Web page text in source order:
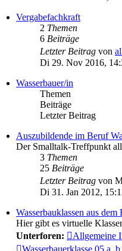
Vergabefachkraft
2 Themen
6 Beiträge
Letzter Beitrag von
Di 29. Nov 2016,
Wasserbauer/in
Themen
Beiträge
Letzter Beitrag
Auszubildende im Beruf
Der Smalltalk-Treffpunkt
3 Themen
25 Beiträge
Letzter Beitrag von
Di 31. Jan 2012,
Wasserbauklassen aus
Hier gibt es virtuelle
Unterforen:
Allgemeine
Wasserbauerklasse 05 a,